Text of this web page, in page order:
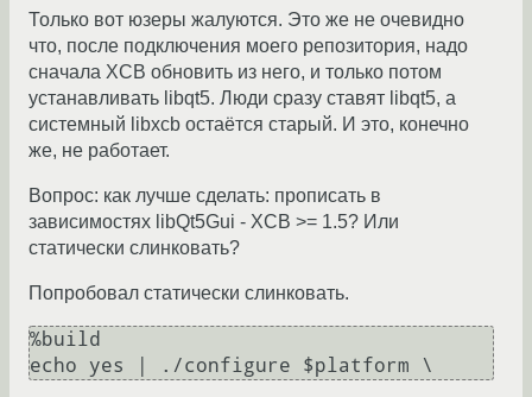
Только вот юзеры жалуются. Это же не очевидно
что, после подключения моего репозитория, надо
сначала XCB обновить из него, и только потом
устанавливать libqt5. Люди сразу ставят libqt5, а
системный libxcb остаётся старый. И это, конечно
же, не работает.
Вопрос: как лучше сделать: прописать в
зависимостях libQt5Gui - XCB >= 1.5? Или
статически слинковать?
Попробовал статически слинковать.
%build